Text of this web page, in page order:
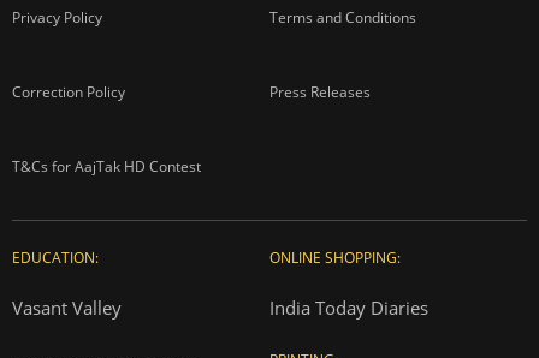
Privacy Policy Terms and Conditions
Correction Policy Press Releases
T&Cs for AajTak HD Contest
EDUCATION:
Vasant Valley
ONLINE SHOPPING:
India Today Diaries